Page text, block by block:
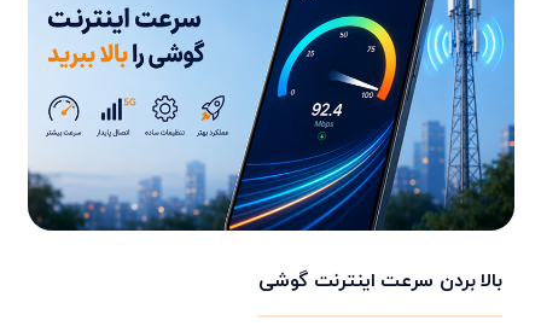
بالا بردن سرعت اینترنت گوشی